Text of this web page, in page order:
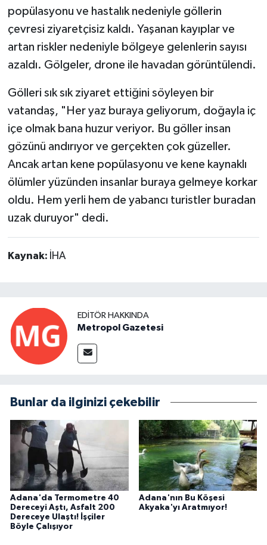
popülasyonu ve hastalık nedeniyle göllerin
çevresi ziyaretçisiz kaldı. Yaşanan kayıplar ve
artan riskler nedeniyle bölgeye gelenlerin sayısı
azaldı. Gölgeler, drone ile havadan görüntülendi.
Gölleri sık sık ziyaret ettiğini söyleyen bir
vatandaş, "Her yaz buraya geliyorum, doğayla iç
içe olmak bana huzur veriyor. Bu göller insan
gözünü andırıyor ve gerçekten çok güzeller.
Ancak artan kene popülasyonu ve kene kaynaklı
ölümler yüzünden insanlar buraya gelmeye korkar
oldu. Hem yerli hem de yabancı turistler buradan
uzak duruyor" dedi.
Kaynak: İHA
EDITÖR HAKKINDA
Metropol Gazetesi
Bunlar da ilginizi çekebilir
Adana'da Termometre 40
Dereceyi Aştı, Asfalt 200
Dereceye Ulaştı! İşçiler
Böyle Çalışıyor
Adana'nın Bu Köşesi
Akyaka'yı Aratmıyor!